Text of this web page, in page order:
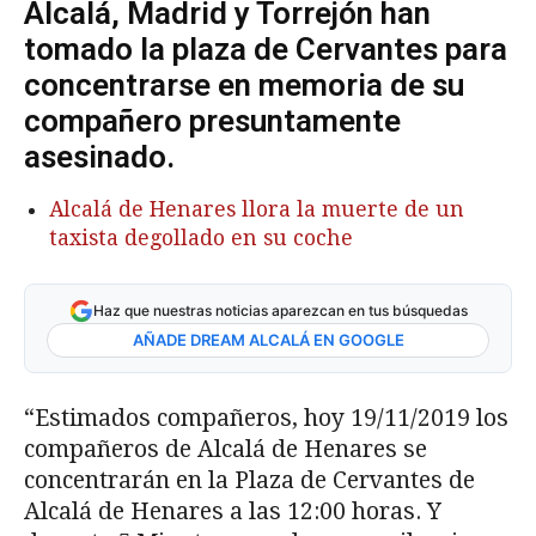
Alcalá, Madrid y Torrejón han
tomado la plaza de Cervantes para
concentrarse en memoria de su
compañero presuntamente
asesinado.
Alcalá de Henares llora la muerte de un
taxista degollado en su coche
Haz que nuestras noticias aparezcan en tus búsquedas
AÑADE DREAM ALCALÁ EN GOOGLE
“Estimados compañeros, hoy 19/11/2019 los
compañeros de Alcalá de Henares se
concentrarán en la Plaza de Cervantes de
Alcalá de Henares a las 12:00 horas. Y